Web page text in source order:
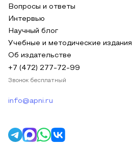
Вопросы и ответы
Интервью
Научный блог
Учебные и методические издания
Об издательстве
+7 (472) 277-72-99
Звонок бесплатный
info@apni.ru